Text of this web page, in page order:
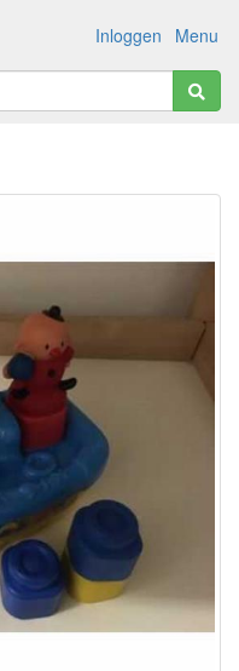
Menu
Inloggen